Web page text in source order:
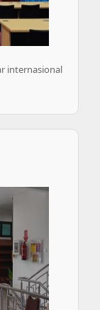
internasional